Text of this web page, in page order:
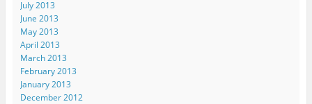
July 2013
June 2013
May 2013
April 2013
March 2013
February 2013
January 2013
December 2012